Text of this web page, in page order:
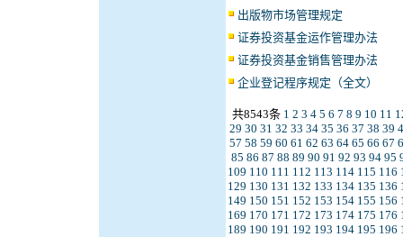
出版物市场管理规定
证券投资基金运作管理办法
证券投资基金销售管理办法
企业登记程序规定（全文）
共8543条 1 2 3 4 5 6 7 8 9 10 11
29 30 31 32 33 34 35 36 37 38 39
57 58 59 60 61 62 63 64 65 66 67
85 86 87 88 89 90 91 92 93 94 95
109 110 111 112 113 114 115 116
129 130 131 132 133 134 135 136
149 150 151 152 153 154 155 156
169 170 171 172 173 174 175 176
189 190 191 192 193 194 195 196